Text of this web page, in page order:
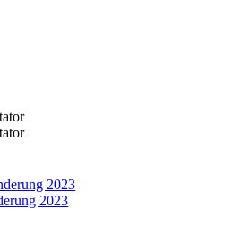
2023
2023